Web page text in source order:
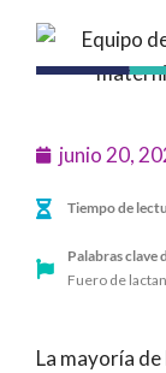
junio 20,
Tiempo de
Palabras clave
Fuero de
La mayoría